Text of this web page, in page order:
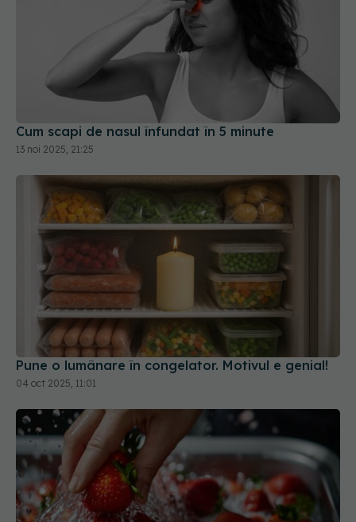
Cum scapi de nasul înfundat în 5 minute
13 noi 2025, 21:25
Pune o lumânare în congelator. Motivul e genial!
04 oct 2025, 11:01